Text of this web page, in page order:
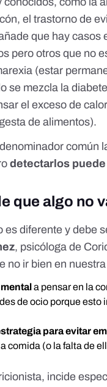
el trastorno de
que hay casos
pero otros que no
(estar
se mezcla la
el exceso de
de alimentos).
común
detectarlos
que algo no
es diferente y debe
, psicóloga de
no ir bien en
a pensar en la
de ocio porque esto
para evitar
comida (o la falta de
incide